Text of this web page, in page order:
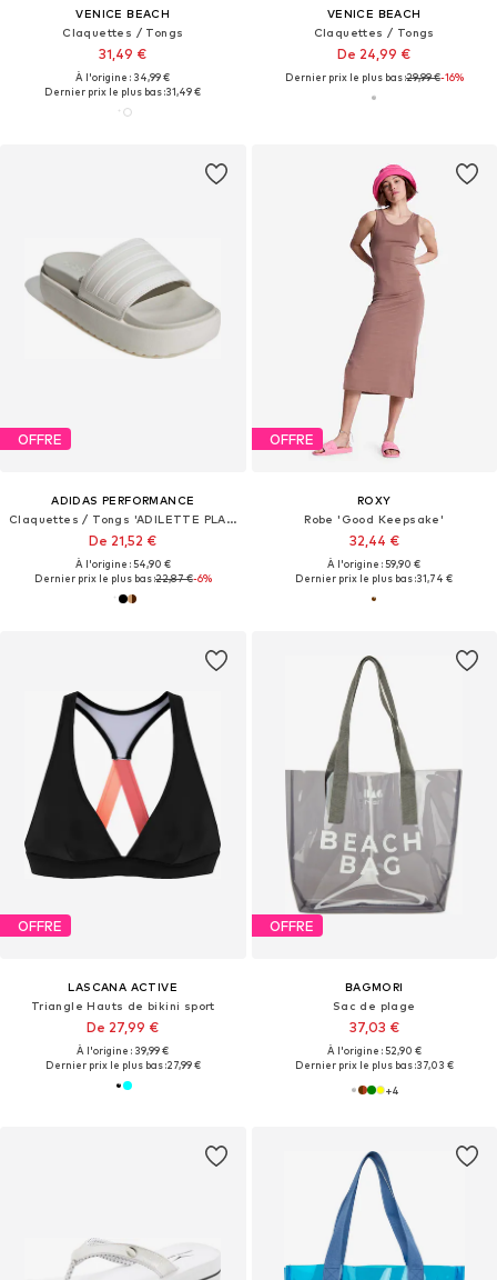
VENICE BEACH
Claquettes / Tongs
31,49 €
À l'origine : 34,99 €
Dernier prix le plus bas :31,49 €
VENICE BEACH
Claquettes / Tongs
De 24,99 €
Dernier prix le plus bas :29,99 €-16%
OFFRE
ADIDAS PERFORMANCE
Claquettes / Tongs 'ADILETTE PLATFORM'
De 21,52 €
À l'origine : 54,90 €
Dernier prix le plus bas :22,87 €-6%
OFFRE
ROXY
Robe 'Good Keepsake'
32,44 €
À l'origine : 59,90 €
Dernier prix le plus bas :31,74 €
OFFRE
LASCANA ACTIVE
Triangle Hauts de bikini sport
De 27,99 €
À l'origine : 39,99 €
Dernier prix le plus bas :27,99 €
OFFRE
BAGMORI
Sac de plage
37,03 €
À l'origine : 52,90 €
Dernier prix le plus bas :37,03 €
+4